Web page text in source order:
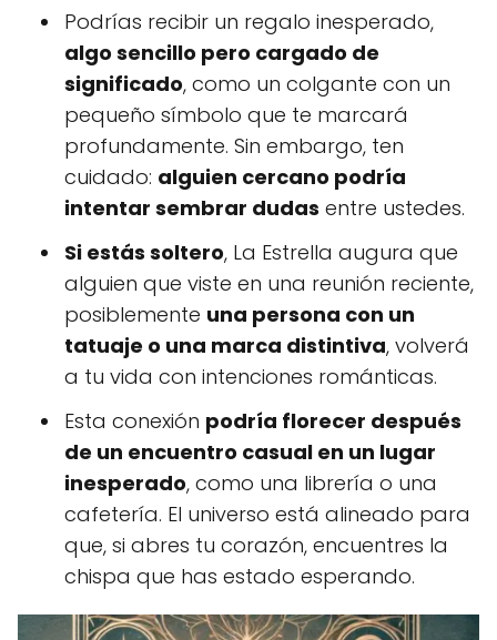
Podrías recibir un regalo inesperado,
algo sencillo pero cargado de
significado, como un colgante con un
pequeño símbolo que te marcará
profundamente. Sin embargo, ten
cuidado: alguien cercano podría
intentar sembrar dudas entre ustedes.
Si estás soltero, La Estrella augura que
alguien que viste en una reunión reciente,
posiblemente una persona con un
tatuaje o una marca distintiva, volverá
a tu vida con intenciones románticas.
Esta conexión podría florecer después
de un encuentro casual en un lugar
inesperado, como una librería o una
cafetería. El universo está alineado para
que, si abres tu corazón, encuentres la
chispa que has estado esperando.